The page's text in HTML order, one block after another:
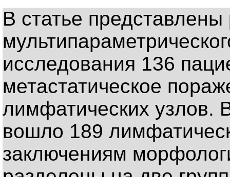
В статье представлены
исследования 136
метастатическое
лимфатических узлов.
вошло 189
заключениям